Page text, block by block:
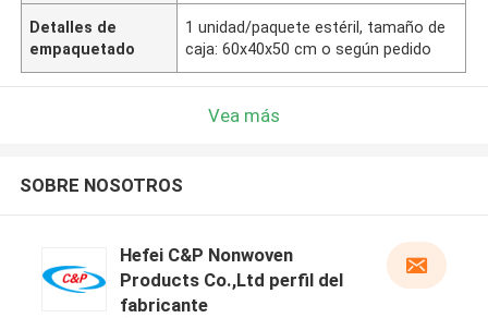
Detalles de
empaquetado
1 unidad/paquete estéril, tamaño de
caja: 60x40x50 cm o según pedido
Vea más
SOBRE NOSOTROS
Hefei C&P Nonwoven
Products Co.,Ltd perfil del
fabricante